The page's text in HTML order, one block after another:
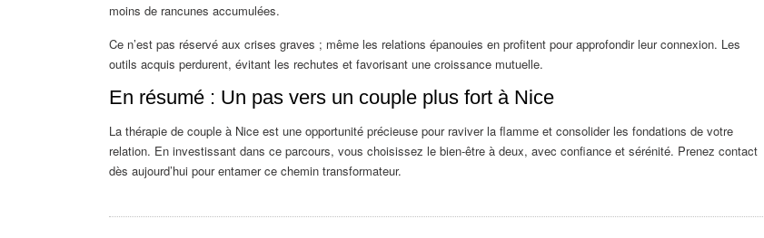
moins de rancunes accumulées.
Ce n’est pas réservé aux crises graves ; même les relations épanouies en profitent pour approfondir leur connexion. Les
outils acquis perdurent, évitant les rechutes et favorisant une croissance mutuelle.
En résumé : Un pas vers un couple plus fort à Nice
La thérapie de couple à Nice est une opportunité précieuse pour raviver la flamme et consolider les fondations de votre
relation. En investissant dans ce parcours, vous choisissez le bien-être à deux, avec confiance et sérénité. Prenez contact
dès aujourd’hui pour entamer ce chemin transformateur.